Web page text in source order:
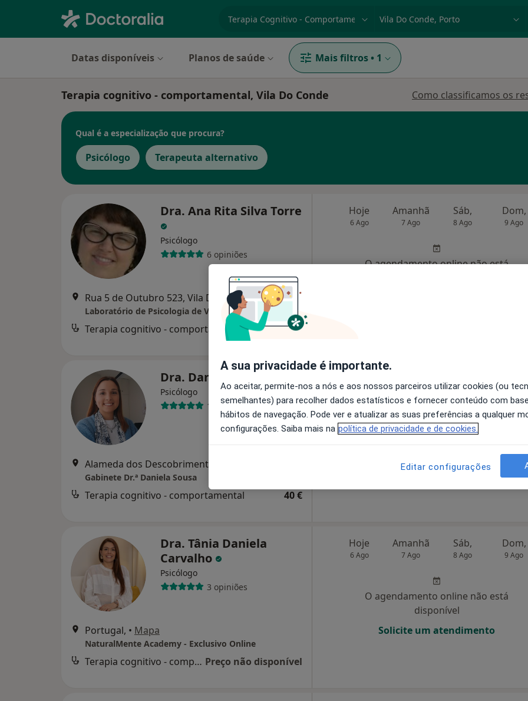
Datas disponíveis Planos de saúde Mais filtros • 1
Terapia cognitivo - comportamental, Vila Do Conde Como classificamos os
Qual é a especialização que procura?
Psicólogo Terapeuta alternativo
Dra. Ana Rita Silva Torre
Psicólogo
6 opiniões
Rua 5 de Outubro 523, Vila Do Conde•Mapa
Laboratório de Psicologia de Vila Do Conde
Terapia cognitivo - comportamental desde 55 €
Hoje
6 Ago
Amanhã
7 Ago
Sáb,
8 Ago
Dom,
9 Ago
O agendamento online não está
Dra. Daniela Sousa
Psicólogo
1 opinião
Gabinete Dr.ª Daniela Sousa
Terapia cognitivo - comportamental 40 €
6 Ago 7 Ago 8 Ago 9 Ago
O agendamento online não está
Solicite um atendimento
Dra. Tânia Daniela
Carvalho
Psicólogo
3 opiniões
Portugal, • Mapa
NaturalMente Academy - Exclusivo Online
Terapia cognitivo - comportamental Preço não disponível
Hoje
6 Ago
Amanhã
7 Ago
Sáb,
8 Ago
Dom,
9 Ago
O agendamento online não está
disponível
Solicite um atendimento
A sua privacidade é importante.
Ao aceitar, permite-nos a nós e aos nossos parceiros utilizar cookies (ou
semelhantes) para recolher dados estatísticos e fornecer conteúdo com
hábitos de navegação. Pode ver e atualizar as suas preferências a qualquer
configurações. Saiba mais na política de privacidade e de cookies.
Editar configurações